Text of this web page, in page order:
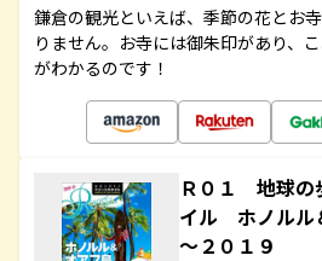
鎌倉の観光といえば、季節の花とお
りません。お寺には御朱印があり、
がわかるのです！
Ｒ０１ 地球の
イル ホノルル
～２０１９